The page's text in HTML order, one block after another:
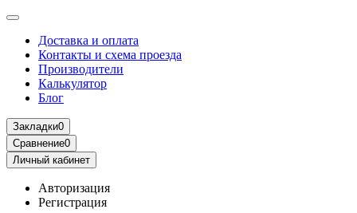
Доставка и оплата
Контакты и схема проезда
Производители
Калькулятор
Блог
Закладки0
Сравнение0
Личный кабинет
Авторизация
Регистрация